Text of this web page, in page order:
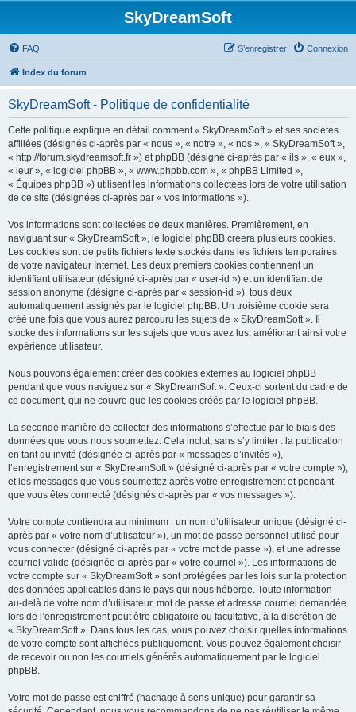
SkyDreamSoft
FAQ Connexion
S’enregistrer
Index du forum
SkyDreamSoft - Politique de confidentialité
Cette politique explique en détail comment « SkyDreamSoft » et ses sociétés
affiliées (désignés ci-après par « nous », « notre », « nos », « SkyDreamSoft »,
« http://forum.skydreamsoft.fr ») et phpBB (désigné ci-après par « ils », « eux »,
« leur », « logiciel phpBB », « www.phpbb.com », « phpBB Limited »,
« Équipes phpBB ») utilisent les informations collectées lors de votre utilisation
de ce site (désignées ci-après par « vos informations »).
Vos informations sont collectées de deux manières. Premièrement, en
naviguant sur « SkyDreamSoft », le logiciel phpBB créera plusieurs cookies.
Les cookies sont de petits fichiers texte stockés dans les fichiers temporaires
de votre navigateur Internet. Les deux premiers cookies contiennent un
identifiant utilisateur (désigné ci-après par « user-id ») et un identifiant de
session anonyme (désigné ci-après par « session-id »), tous deux
automatiquement assignés par le logiciel phpBB. Un troisième cookie sera
créé une fois que vous aurez parcouru les sujets de « SkyDreamSoft ». Il
stocke des informations sur les sujets que vous avez lus, améliorant ainsi votre
expérience utilisateur.
Nous pouvons également créer des cookies externes au logiciel phpBB
pendant que vous naviguez sur « SkyDreamSoft ». Ceux-ci sortent du cadre de
ce document, qui ne couvre que les cookies créés par le logiciel phpBB.
La seconde manière de collecter des informations s’effectue par le biais des
données que vous nous soumettez. Cela inclut, sans s’y limiter : la publication
en tant qu’invité (désignée ci-après par « messages d’invités »),
l’enregistrement sur « SkyDreamSoft » (désigné ci-après par « votre compte »),
et les messages que vous soumettez après votre enregistrement et pendant
que vous êtes connecté (désignés ci-après par « vos messages »).
Votre compte contiendra au minimum : un nom d’utilisateur unique (désigné ci-
après par « votre nom d’utilisateur »), un mot de passe personnel utilisé pour
vous connecter (désigné ci-après par « votre mot de passe »), et une adresse
courriel valide (désignée ci-après par « votre courriel »). Les informations de
votre compte sur « SkyDreamSoft » sont protégées par les lois sur la protection
des données applicables dans le pays qui nous héberge. Toute information
au-delà de votre nom d’utilisateur, mot de passe et adresse courriel demandée
lors de l’enregistrement peut être obligatoire ou facultative, à la discrétion de
« SkyDreamSoft ». Dans tous les cas, vous pouvez choisir quelles informations
de votre compte sont affichées publiquement. Vous pouvez également choisir
de recevoir ou non les courriels générés automatiquement par le logiciel
phpBB.
Votre mot de passe est chiffré (hachage à sens unique) pour garantir sa